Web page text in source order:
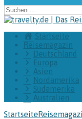
Suchen
nach:
Startseite
Reisemagazin
Deutschland
Europa
Asien
Nordamerika
Südamerika
Australien
Startseite